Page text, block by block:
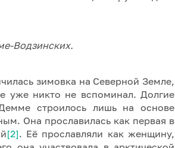
Водзинских.
зимовка на Северной Земле,
уже никто не вспоминал. Долгие
строилось лишь на основе
Она прославилась как первая в
[2]. Её прославляли как женщину,